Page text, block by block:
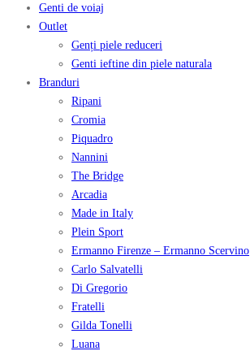
Genti de voiaj
Outlet
Genți piele reduceri
Genti ieftine din piele naturala
Branduri
Ripani
Cromia
Piquadro
Nannini
The Bridge
Arcadia
Made in Italy
Plein Sport
Ermanno Firenze – Ermanno Scervino
Carlo Salvatelli
Di Gregorio
Fratelli
Gilda Tonelli
Luana